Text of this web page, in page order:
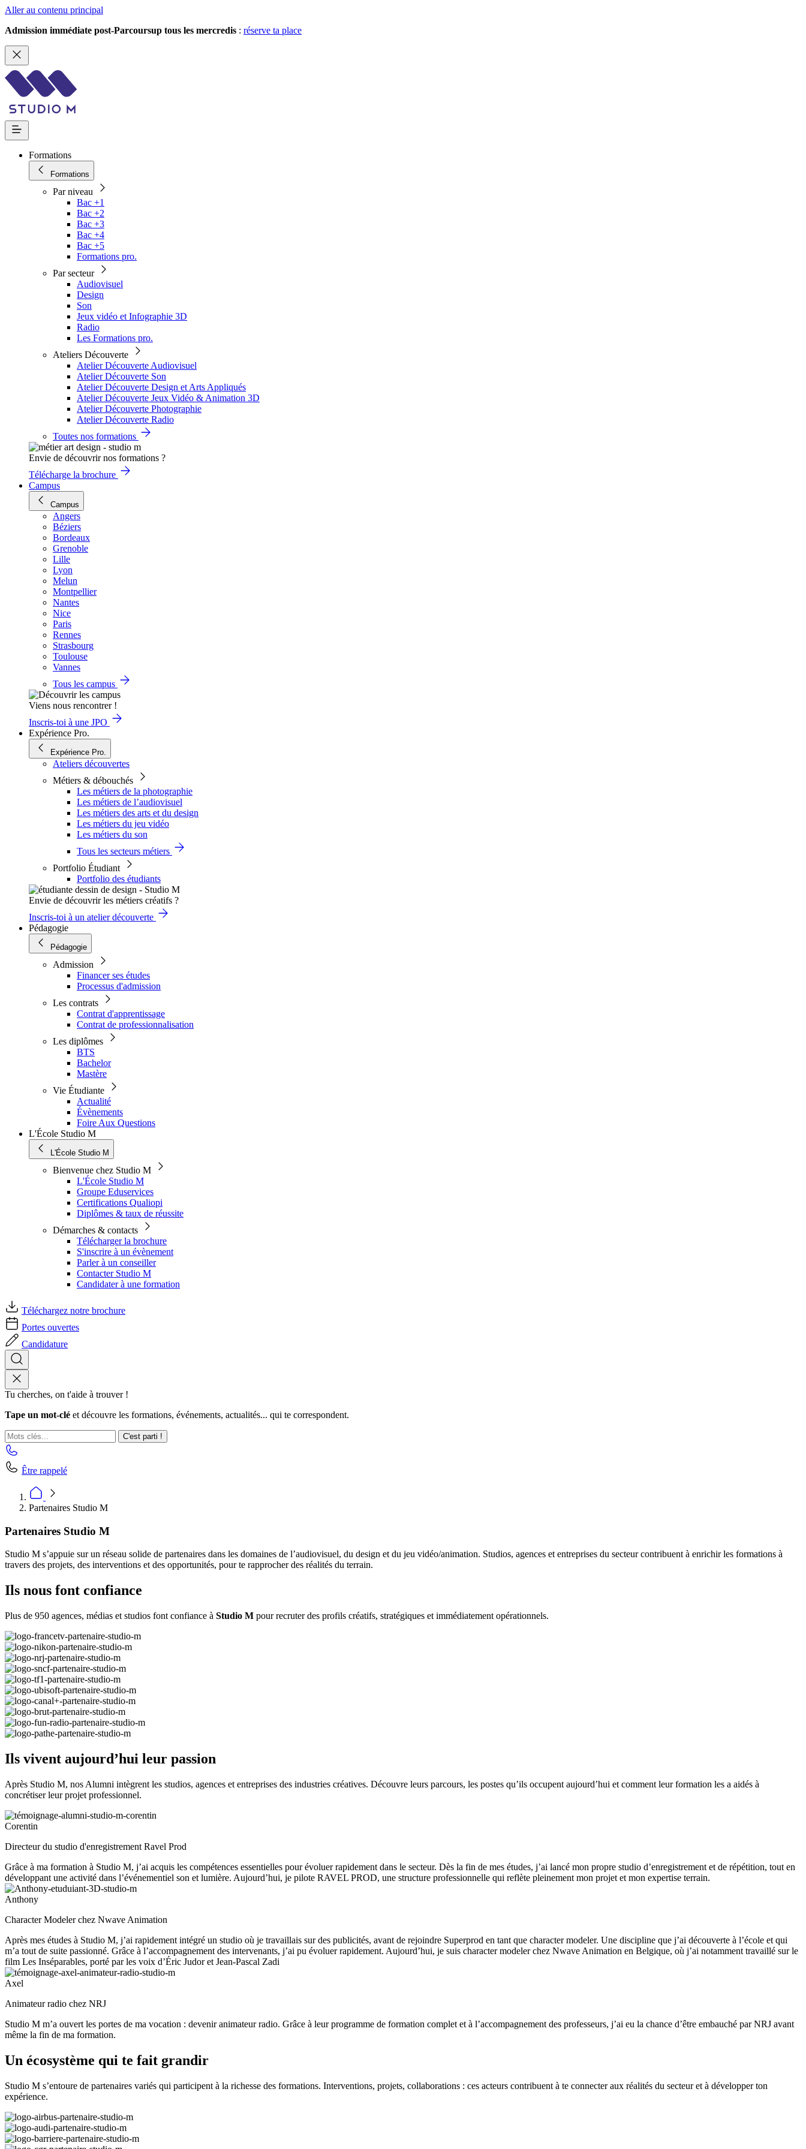
Aller au contenu principal
Admission immédiate post-Parcoursup tous les mercredis : réserve ta place
Formations
Formations
Par niveau
Bac +1
Bac +2
Bac +3
Bac +4
Bac +5
Formations pro.
Par secteur
Audiovisuel
Design
Son
Jeux vidéo et Infographie 3D
Radio
Les Formations pro.
Ateliers Découverte
Atelier Découverte Audiovisuel
Atelier Découverte Son
Atelier Découverte Design et Arts Appliqués
Atelier Découverte Jeux Vidéo & Animation 3D
Atelier Découverte Photographie
Atelier Découverte Radio
Toutes nos formations
Envie de découvrir nos formations ?
Télécharge la brochure
Campus
Campus
Angers
Béziers
Bordeaux
Grenoble
Lille
Lyon
Melun
Montpellier
Nantes
Nice
Paris
Rennes
Strasbourg
Toulouse
Vannes
Tous les campus
Viens nous rencontrer !
Inscris-toi à une JPO
Expérience Pro.
Expérience Pro.
Ateliers découvertes
Métiers & débouchés
Les métiers de la photographie
Les métiers de l’audiovisuel
Les métiers des arts et du design
Les métiers du jeu vidéo
Les métiers du son
Tous les secteurs métiers
Portfolio Étudiant
Portfolio des étudiants
Envie de découvrir les métiers créatifs ?
Inscris-toi à un atelier découverte
Pédagogie
Pédagogie
Admission
Financer ses études
Processus d'admission
Les contrats
Contrat d'apprentissage
Contrat de professionnalisation
Les diplômes
BTS
Bachelor
Mastère
Vie Étudiante
Actualité
Évènements
Foire Aux Questions
L'École Studio M
L'École Studio M
Bienvenue chez Studio M
L'École Studio M
Groupe Eduservices
Certifications Qualiopi
Diplômes & taux de réussite
Démarches & contacts
Télécharger la brochure
S'inscrire à un évènement
Parler à un conseiller
Contacter Studio M
Candidater à une formation
Téléchargez notre brochure
Portes ouvertes
Candidature
Tu cherches, on t'aide à trouver !
Tape un mot-clé et découvre les formations, événements, actualités... qui te correspondent.
C'est parti !
Être rappelé
Partenaires Studio M
Partenaires Studio M
Studio M s’appuie sur un réseau solide de partenaires dans les domaines de l’audiovisuel, du design et du jeu vidéo/animation. Studios, agences et entreprises du secteur contribuent à enrichir les formations à
travers des projets, des interventions et des opportunités, pour te rapprocher des réalités du terrain.
Ils nous font confiance
Plus de 950 agences, médias et studios font confiance à Studio M pour recruter des profils créatifs, stratégiques et immédiatement opérationnels.
Ils vivent aujourd’hui leur passion
Après Studio M, nos Alumni intègrent les studios, agences et entreprises des industries créatives. Découvre leurs parcours, les postes qu’ils occupent aujourd’hui et comment leur formation les a aidés à
concrétiser leur projet professionnel.
Corentin
Directeur du studio d'enregistrement Ravel Prod
Grâce à ma formation à Studio M, j’ai acquis les compétences essentielles pour évoluer rapidement dans le secteur. Dès la fin de mes études, j’ai lancé mon propre studio d’enregistrement et de répétition, tout en
développant une activité dans l’événementiel son et lumière. Aujourd’hui, je pilote RAVEL PROD, une structure professionnelle qui reflète pleinement mon projet et mon expertise terrain.
Anthony
Character Modeler chez Nwave Animation
Après mes études à Studio M, j’ai rapidement intégré un studio où je travaillais sur des publicités, avant de rejoindre Superprod en tant que character modeler. Une discipline que j’ai découverte à l’école et qui
m’a tout de suite passionné. Grâce à l’accompagnement des intervenants, j’ai pu évoluer rapidement. Aujourd’hui, je suis character modeler chez Nwave Animation en Belgique, où j’ai notamment travaillé sur le
film Les Inséparables, porté par les voix d’Éric Judor et Jean-Pascal Zadi
Axel
Animateur radio chez NRJ
Studio M m’a ouvert les portes de ma vocation : devenir animateur radio. Grâce à leur programme de formation complet et à l’accompagnement des professeurs, j’ai eu la chance d’être embauché par NRJ avant
même la fin de ma formation.
Un écosystème qui te fait grandir
Studio M s’entoure de partenaires variés qui participent à la richesse des formations. Interventions, projets, collaborations : ces acteurs contribuent à te connecter aux réalités du secteur et à développer ton
expérience.